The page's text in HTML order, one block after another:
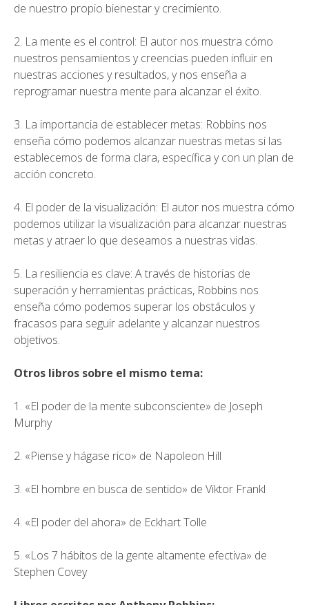
de nuestro propio bienestar y crecimiento.
2. La mente es el control: El autor nos muestra cómo
nuestros pensamientos y creencias pueden influir en
nuestras acciones y resultados, y nos enseña a
reprogramar nuestra mente para alcanzar el éxito.
3. La importancia de establecer metas: Robbins nos
enseña cómo podemos alcanzar nuestras metas si las
establecemos de forma clara, específica y con un plan de
acción concreto.
4. El poder de la visualización: El autor nos muestra cómo
podemos utilizar la visualización para alcanzar nuestras
metas y atraer lo que deseamos a nuestras vidas.
5. La resiliencia es clave: A través de historias de
superación y herramientas prácticas, Robbins nos
enseña cómo podemos superar los obstáculos y
fracasos para seguir adelante y alcanzar nuestros
objetivos.
Otros libros sobre el mismo tema:
1. «El poder de la mente subconsciente» de Joseph
Murphy
2. «Piense y hágase rico» de Napoleon Hill
3. «El hombre en busca de sentido» de Viktor Frankl
4. «El poder del ahora» de Eckhart Tolle
5. «Los 7 hábitos de la gente altamente efectiva» de
Stephen Covey